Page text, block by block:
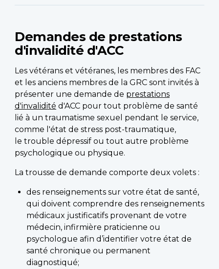
Demandes de prestations
d'invalidité d'ACC
Les vétérans et vétéranes, les membres des FAC
et les anciens membres de la GRC sont invités à
présenter une demande de prestations
d'invalidité d'ACC pour tout problème de santé
lié à un traumatisme sexuel pendant le service,
comme l'état de stress post-traumatique,
le trouble dépressif ou tout autre problème
psychologique ou physique.
La trousse de demande comporte deux volets :
des renseignements sur votre état de santé,
qui doivent comprendre des renseignements
médicaux justificatifs provenant de votre
médecin, infirmière praticienne ou
psychologue afin d’identifier votre état de
santé chronique ou permanent
diagnostiqué;